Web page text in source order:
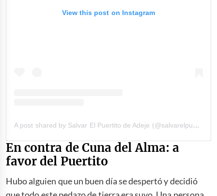
View this post on Instagram
A post shared by Salvar El Puertito de Adeje (@salvarelpuertito)
En contra de Cuna del Alma: a
favor del Puertito
Hubo alguien que un buen día se despertó y decidió